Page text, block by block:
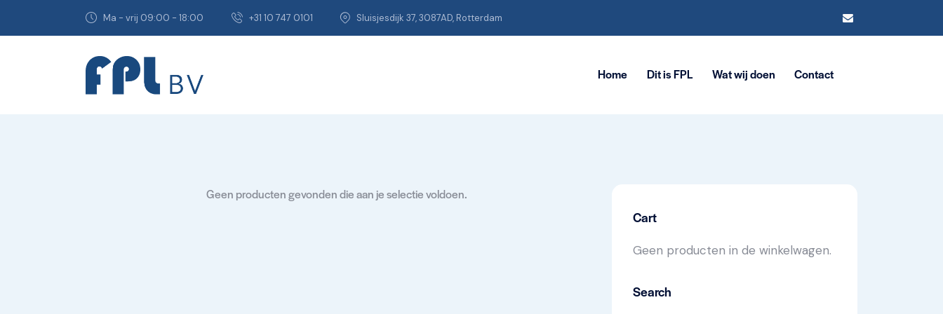
Ma - vrij 09:00 - 18:00 +31 10 747 0101 Sluisjesdijk 37, 3087AD, Rotterdam
Home Dit is FPL Wat wij doen Contact
Geen producten gevonden die aan je selectie voldoen.
Cart
Geen producten in de winkelwagen.
Search